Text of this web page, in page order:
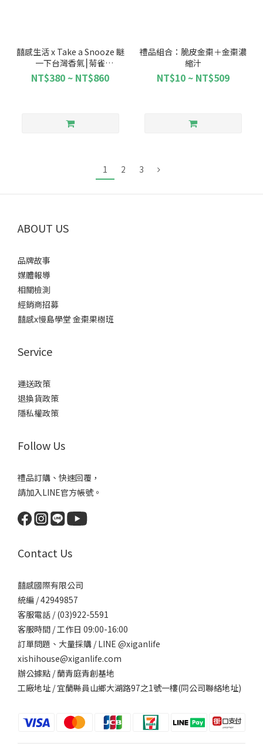
囍感生活 x Take a Snooze 瞇
一下台灣香氣⎮菊雀
GOODFELLOWI 宜蘭金棗 蘋
果 鈴蘭
NT$380 ~ NT$860
禮品組合：脆皮金棗＋金棗濃
縮汁
NT$10 ~ NT$509
1 2 3
ABOUT US
品牌故事
媒體報導
相關檢測
經銷商招募
囍感x慢島學堂 金棗果樹班
Service
運送政策
退換貨政策
隱私權政策
Follow Us
禮品訂購、快速回覆，
請加入LINE官方帳號。
Contact Us
囍感國際有限公司
統編 / 42949857
客服電話 / (03)922-5591
客服時間 / 工作日 09:00-16:00
訂單問題、大量採購 / LINE @xiganlife
xishihouse@xiganlife.com
辦公據點 / 蘭青庭青創基地
工廠地址 / 宜蘭縣員山鄉大湖路97之1號一樓(同公司聯絡地址)